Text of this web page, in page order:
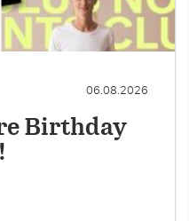
06.08.2026
Birthday